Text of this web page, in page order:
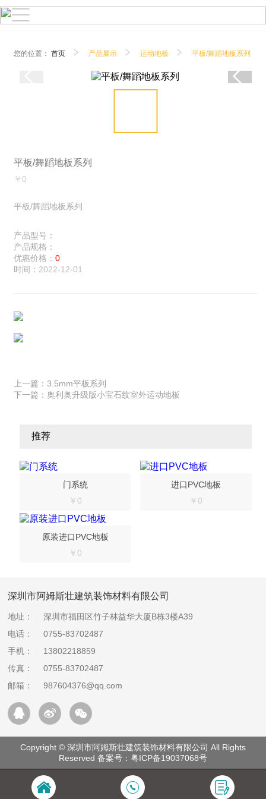
您的位置： 首页 产品展示 运动地板 平板/舞蹈地板系列
平板/舞蹈地板系列
￥0
平板/舞蹈地板系列
产品型号：
产品规格：
优惠价格： 0
时间： 2022-12-01
上一篇： 3.5mm平板系列
下一篇： 奥利奥升级版小宝石纹室外运动地板
推荐
门系统
￥0
进口PVC地板
￥0
原装进口PVC地板
￥0
深圳市阿姆斯壮建筑装饰材料有限公司
地址：
深圳市福田区竹子林益华大厦B栋3楼A39
电话：
0755-83702487
手机：
13802218859
传真：
0755-83702487
邮箱：
987604376@qq.com
Copyright © 深圳市阿姆斯壮建筑装饰材料有限公司 All Rights
Reserved 备案号： 粤ICP备19037068号